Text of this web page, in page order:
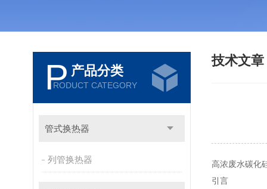
P 产品分类
RODUCT CATEGORY
管式换热器
列管换热器
技术文章
高浓废水碳化
引言